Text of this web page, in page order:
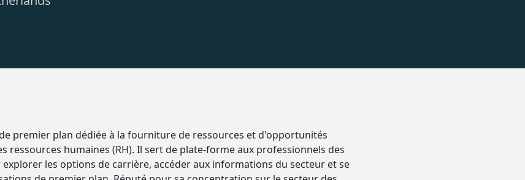
premier plan dédiée à la fourniture de ressources et d'opportunités
ressources humaines (RH). Il sert de plate-forme aux professionnels des
les options de carrière, accéder aux informations du secteur et se